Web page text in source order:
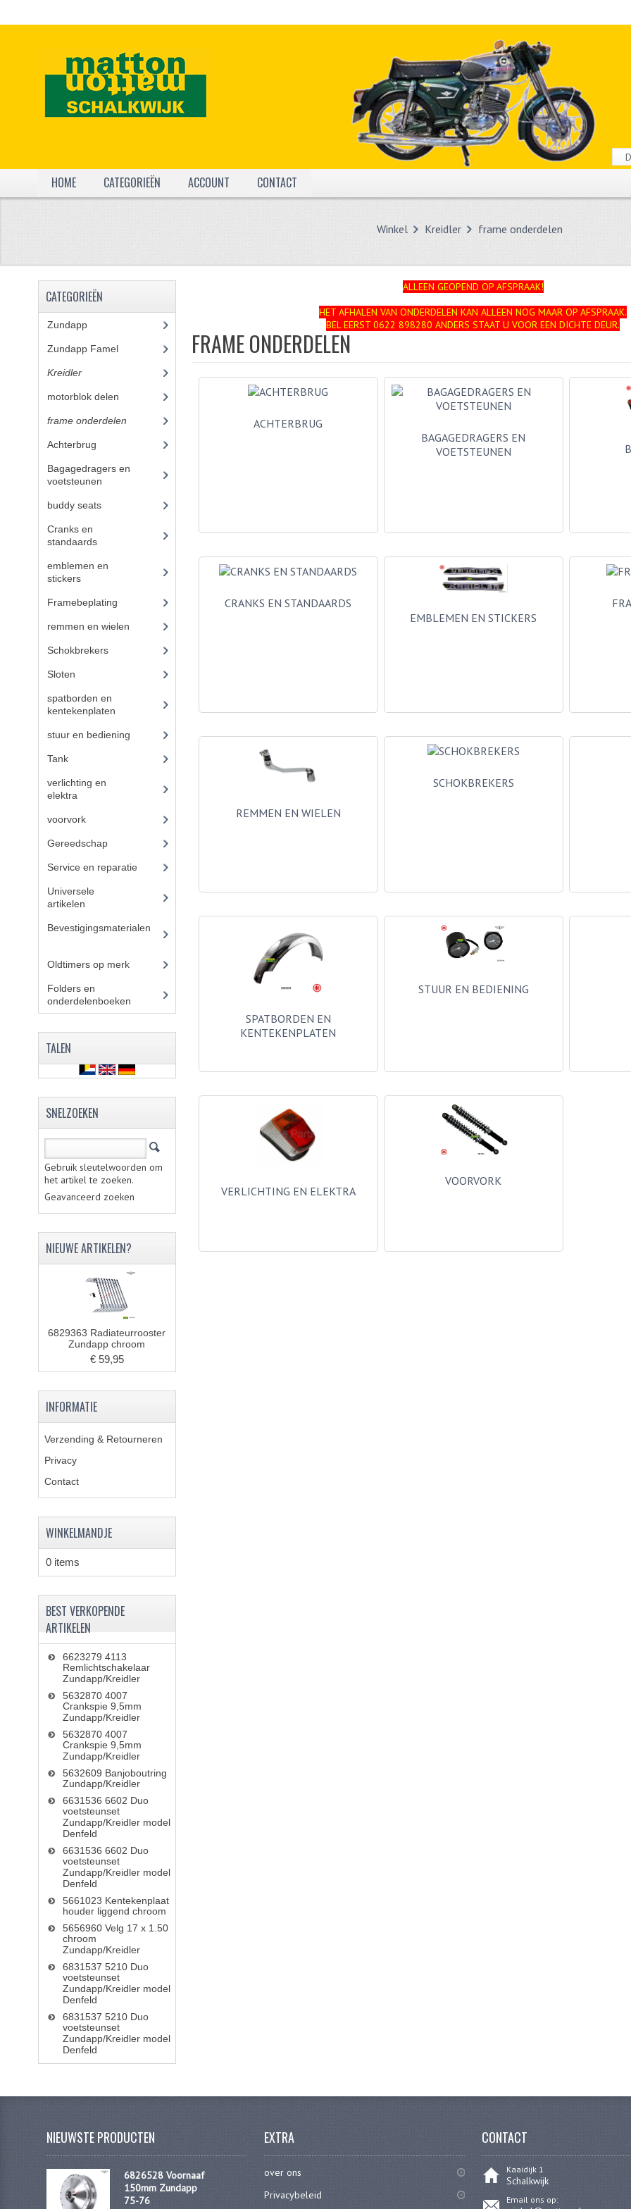
HOME CATEGORIEËN ACCOUNT CONTACT
Winkel Kreidler frame onderdelen
ALLEEN GEOPEND OP AFSPRAAK!
HET AFHALEN VAN ONDERDELEN KAN ALLEEN NOG MAAR OP AFSPRAAK.
BEL EERST 0622 898280 ANDERS STAAT U VOOR EEN DICHTE DEUR.
FRAME ONDERDELEN
ACHTERBRUG
BAGAGEDRAGERS EN
VOETSTEUNEN
CRANKS EN STANDAARDS
EMBLEMEN EN STICKERS
REMMEN EN WIELEN
SCHOKBREKERS
SPATBORDEN EN
KENTEKENPLATEN
STUUR EN BEDIENING
VERLICHTING EN ELEKTRA
VOORVORK
CATEGORIEËN
Zundapp(2591)
Zundapp Famel(61)
Kreidler(648)
motorblok delen
frame onderdelen
Achterbrug
Bagagedragers en
voetsteunen
buddy seats(19)
Cranks en
standaards(10)
emblemen en
stickers(40)
Framebeplating
remmen en wielen
Schokbrekers(11)
Sloten
spatborden en
kentekenplaten
stuur en bediening
Tank(21)
verlichting en
elektra
voorvork(27)
Gereedschap(5)
Service en reparatie
Universele
artikelen
Bevestigingsmaterialen
Oldtimers op merk(73)
Folders en
onderdelenboeken
TALEN
SNELZOEKEN
Gebruik sleutelwoorden om
het artikel te zoeken.
Geavanceerd zoeken
NIEUWE ARTIKELEN?
6829363 Radiateurrooster
Zundapp chroom
€ 59,95
INFORMATIE
Verzending & Retourneren
Privacy
Contact
WINKELMANDJE
0 items
BEST VERKOPENDE
ARTIKELEN
6623279 4113
Remlichtschakelaar
Zundapp/Kreidler
5632870 4007
Crankspie 9,5mm
Zundapp/Kreidler
5632870 4007
Crankspie 9,5mm
Zundapp/Kreidler
5632609 Banjoboutring
Zundapp/Kreidler
6631536 6602 Duo
voetsteunset
Zundapp/Kreidler model
Denfeld
6631536 6602 Duo
voetsteunset
Zundapp/Kreidler model
Denfeld
5661023 Kentekenplaat
houder liggend chroom
5656960 Velg 17 x 1.50
chroom
Zundapp/Kreidler
6831537 5210 Duo
voetsteunset
Zundapp/Kreidler model
Denfeld
6831537 5210 Duo
voetsteunset
Zundapp/Kreidler model
Denfeld
NIEUWSTE PRODUCTEN
6826528 Voornaaf
150mm Zundapp
75-76
EXTRA
over ons
Privacybeleid
CONTACT
Kaaidijk 1
Schalkwijk
Email ons op: